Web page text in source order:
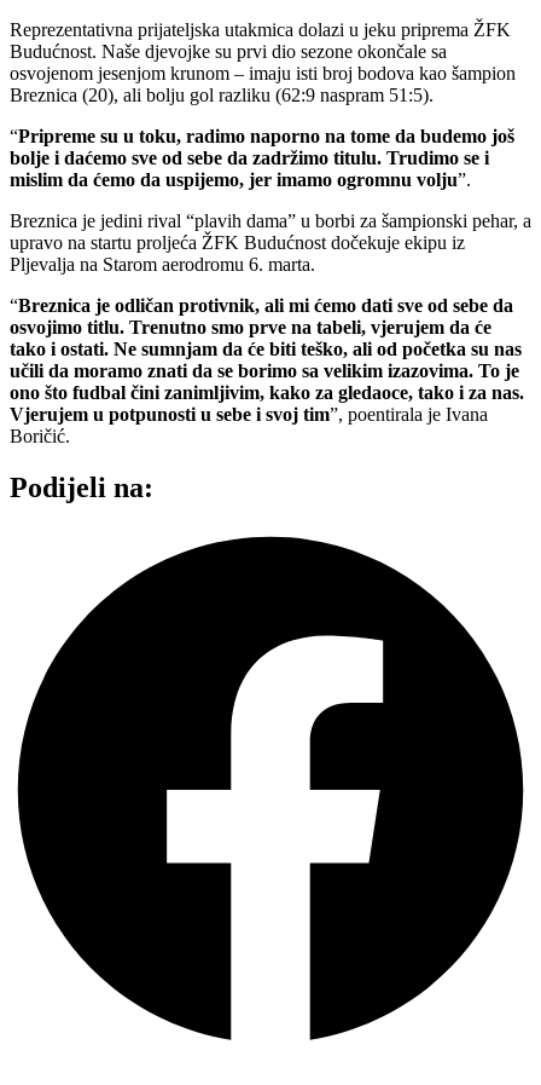
Reprezentativna prijateljska utakmica dolazi u jeku priprema ŽFK
Budućnost. Naše djevojke su prvi dio sezone okončale sa
osvojenom jesenjom krunom – imaju isti broj bodova kao šampion
Breznica (20), ali bolju gol razliku (62:9 naspram 51:5).
“Pripreme su u toku, radimo naporno na tome da budemo još
bolje i daćemo sve od sebe da zadržimo titulu. Trudimo se i
mislim da ćemo da uspijemo, jer imamo ogromnu volju”.
Breznica je jedini rival “plavih dama” u borbi za šampionski pehar, a
upravo na startu proljeća ŽFK Budućnost dočekuje ekipu iz
Pljevalja na Starom aerodromu 6. marta.
“Breznica je odličan protivnik, ali mi ćemo dati sve od sebe da
osvojimo titlu. Trenutno smo prve na tabeli, vjerujem da će
tako i ostati. Ne sumnjam da će biti teško, ali od početka su nas
učili da moramo znati da se borimo sa velikim izazovima. To je
ono što fudbal čini zanimljivim, kako za gledaoce, tako i za nas.
Vjerujem u potpunosti u sebe i svoj tim”, poentirala je Ivana
Boričić.
Podijeli na: